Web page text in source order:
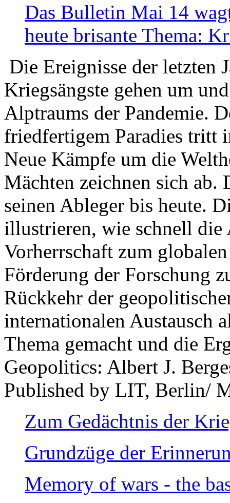
Das Bulletin Mai 14
heute brisante Thema:
Die Ereignisse der letzten
Kriegsängste gehen um
Alptraums der Pandemie.
friedfertigem Paradies tritt
Neue Kämpfe um die
Mächten zeichnen sich
seinen Ableger bis heute.
illustrieren, wie schnell die
Vorherrschaft zum
Förderung der Forschung
Rückkehr der
internationalen Austausch
Thema gemacht und die
Geopolitics: Albert J.
Published by LIT, Berlin/
Zum Gedächtnis der
Grundzüge der
Memory of wars - the